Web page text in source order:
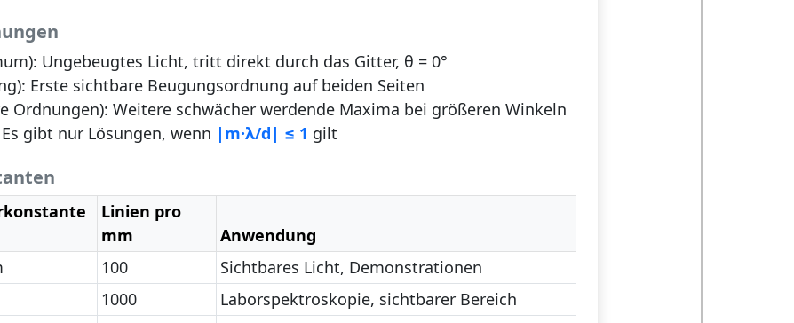
Ungebeugtes Licht, tritt direkt durch das Gitter, θ = 0°
Erste sichtbare Beugungsordnung auf beiden Seiten
Ordnungen): Weitere schwächer werdende Maxima bei größeren Winkeln
Es gibt nur Lösungen, wenn |m·λ/d| ≤ 1 gilt
Linien pro
mm
Anwendung
100
Sichtbares Licht, Demonstrationen
1000
Laborspektroskopie, sichtbarer Bereich